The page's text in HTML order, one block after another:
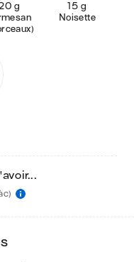
g
15 g
Noisette